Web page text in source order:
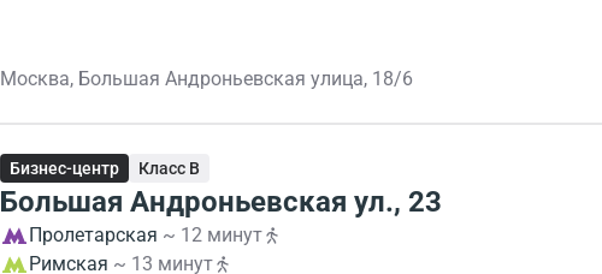
Москва, Большая Андроньевская улица, 18/6
Бизнес-центр Класс B
Большая Андроньевская ул., 23
Пролетарская ~ 12 минут
Римская ~ 13 минут